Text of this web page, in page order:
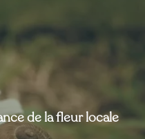
de la fleur locale